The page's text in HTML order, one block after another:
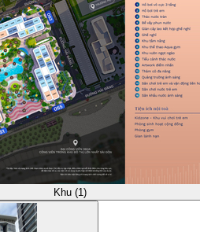
Khu (1)